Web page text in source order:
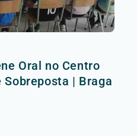
Oral no Centro
| Braga